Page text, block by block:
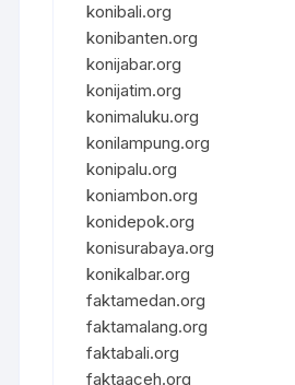
konibali.org
konibanten.org
konijabar.org
konijatim.org
konimaluku.org
konilampung.org
konipalu.org
koniambon.org
konidepok.org
konisurabaya.org
konikalbar.org
faktamedan.org
faktamalang.org
faktabali.org
faktaaceh.org